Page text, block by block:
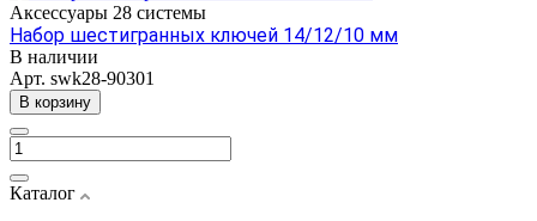
Аксессуары 28 системы
Набор шестигранных ключей 14/12/10 мм
В наличии
Арт. swk28-90301
В корзину
Каталог